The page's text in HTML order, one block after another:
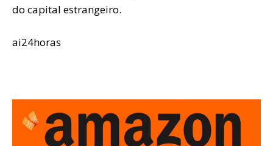
do capital estrangeiro.
ai24horas